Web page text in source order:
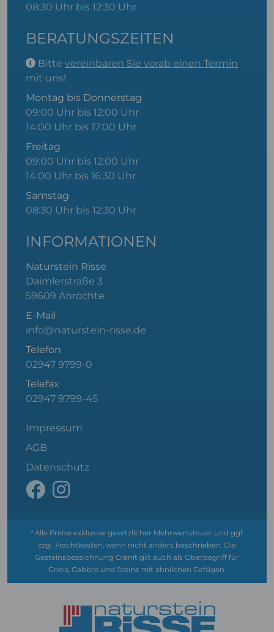
08:30 Uhr bis 12:30 Uhr
BERATUNGSZEITEN
Bitte vereinbaren Sie vorab einen Termin
mit uns!
Montag bis Donnerstag
09:00 Uhr bis 12:00 Uhr
14:00 Uhr bis 17:00 Uhr
Freitag
09:00 Uhr bis 12:00 Uhr
14:00 Uhr bis 16:30 Uhr
Samstag
08:30 Uhr bis 12:30 Uhr
INFORMATIONEN
Naturstein Risse
Daimlerstraße 3
59609 Anröchte
E-Mail
info@naturstein-risse.de
Telefon
02947 9799-0
Telefax
02947 9799-45
Impressum
AGB
Datenschutz
* Alle Preise exklusive gesetzlicher Mehrwertsteuer und ggf.
zzgl. Frachtkosten, wenn nicht anders beschrieben. Die
Gesteinsbezeichnung Granit gilt auch als Oberbegriff für
Gneis, Gabbro und Steine mit ähnlichen Gefügen.